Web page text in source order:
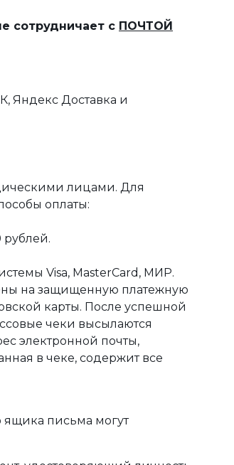
сотрудничает с ПОЧТОЙ
Яндекс Доставка и
лицами. Для
оплаты:
рублей.
Visa, MasterCard, МИР.
на защищенную платежную
карты. После успешной
чеки высылаются
электронной почты,
в чеке, содержит все
ящика письма могут